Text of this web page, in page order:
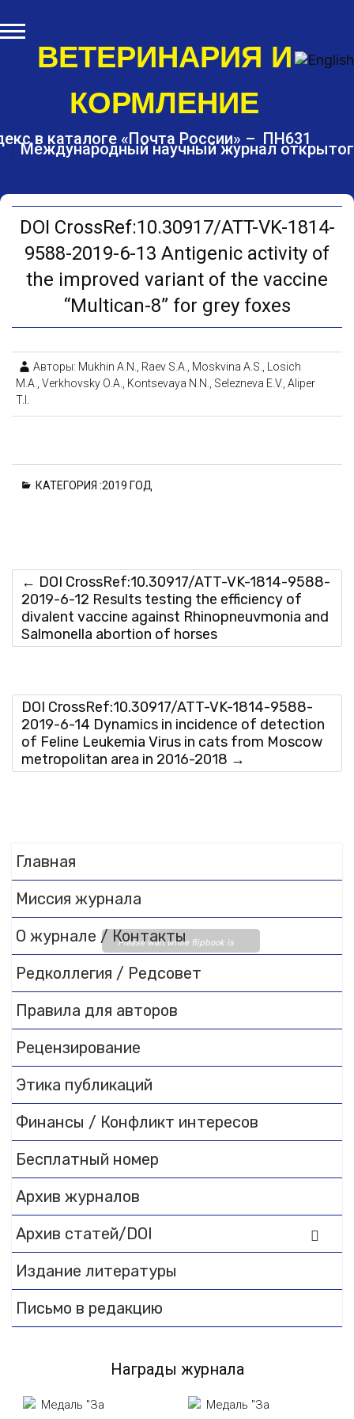
k
i
n
n
ВЕТЕРИНАРИЯ И
КОРМЛЕНИЕ
Международный научный журнал
в каталоге «Почта России» – ПН631
DOI CrossRef:10.30917/ATT-VK-1814-
9588-2019-6-13 Аntigenic activity of
the improved variant of the vaccine
“Multican-8” for grey foxes
Авторы: Mukhin A.N., Raev S.A., Moskvina A.S., Losich
M.A., Verkhovsky О.A., Kontsevaya N.N., Selezneva E.V., Aliper
T.I.
Please wait while flipbook is
FAQs and issues please refer
Flipbook Plugin Help
КАТЕГОРИЯ :2019 ГОД
← DOI CrossRef:10.30917/ATT-VK-1814-9588-
2019-6-12 Results testing the efficiency of
divalent vaccine against Rhinopneuvmonia and
Salmonella abortion of horses
DOI CrossRef:10.30917/ATT-VK-1814-9588-
2019-6-14 Dynamics in incidence of detection
of Feline Leukemia Virus in cats from Moscow
metropolitan area in 2016-2018 →
Главная
Миссия журнала
О журнале / Контакты
Редколлегия / Редсовет
Правила для авторов
Рецензирование
Этика публикаций
Финансы / Конфликт интересов
Бесплатный номер
Архив журналов
Архив статей/DOI
Издание литературы
Письмо в редакцию
Награды журнала